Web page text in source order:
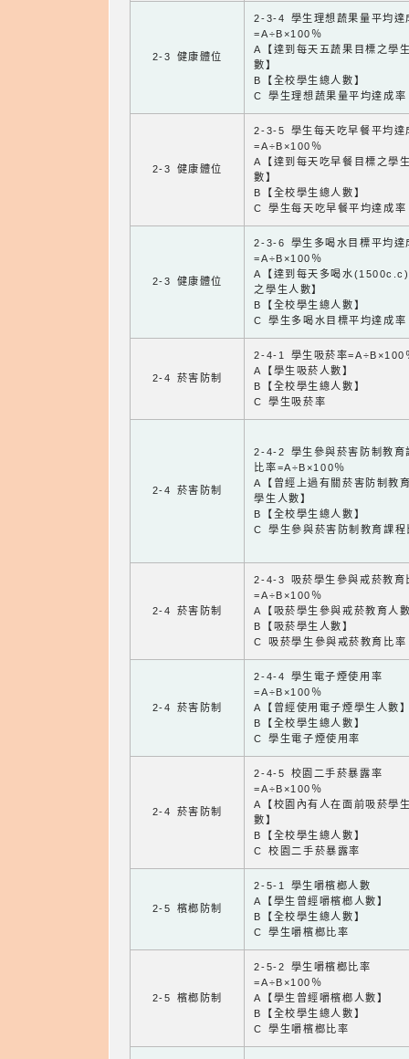
2-3 健康體位
2-3-4 學生理想蔬果量平均達
=A÷B×100％
A【達到每天五蔬果目標之學
數】
B【全校學生總人數】
C 學生理想蔬果量平均達成率
2-3 健康體位
2-3-5 學生每天吃早餐平均達
=A÷B×100％
A【達到每天吃早餐目標之學
數】
B【全校學生總人數】
C 學生每天吃早餐平均達成率
2-3 健康體位
2-3-6 學生多喝水目標平均達
=A÷B×100％
A【達到每天多喝水
之學生人數】
B【全校學生總人數】
C 學生多喝水目標平均達成率
2-4 菸害防制
2-4-1 學生吸菸率=A÷B×100
A【學生吸菸人數】
B【全校學生總人數】
C 學生吸菸率
2-4 菸害防制
2-4-2 學生參與菸害防制教育
比率=A÷B×100％
A【曾經上過有關菸害防制教
學生人數】
B【全校學生總人數】
C 學生參與菸害防制教育課程
2-4 菸害防制
2-4-3 吸菸學生參與戒菸教育
=A÷B×100％
A【吸菸學生參與戒菸教育人
B【吸菸學生人數】
C 吸菸學生參與戒菸教育比率
2-4 菸害防制
2-4-4 學生電子煙使用率
=A÷B×100％
A【曾經使用電子煙學生人數
B【全校學生總人數】
C 學生電子煙使用率
2-4 菸害防制
2-4-5 校園二手菸暴露率
=A÷B×100％
A【校園內有人在面前吸菸學
數】
B【全校學生總人數】
C 校園二手菸暴露率
2-5 檳榔防制
2-5-1 學生嚼檳榔人數
A【學生曾經嚼檳榔人數】
B【全校學生總人數】
C 學生嚼檳榔比率
2-5 檳榔防制
2-5-2 學生嚼檳榔比率
=A÷B×100％
A【學生曾經嚼檳榔人數】
B【全校學生總人數】
C 學生嚼檳榔比率